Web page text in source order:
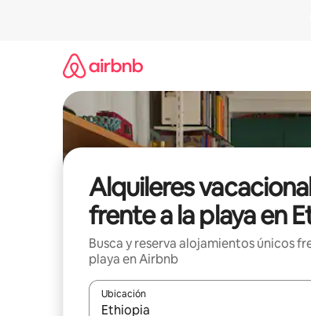
Alquileres
frente a la playa en
Busca y reserva alojamientos únicos
playa en Airbnb
Ubicación
Cuando los resultados estén